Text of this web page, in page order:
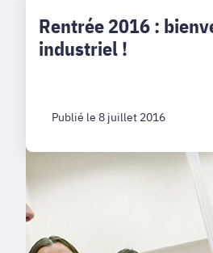
Rentrée 2016 :
industriel !
Publié le 8 juillet 2016